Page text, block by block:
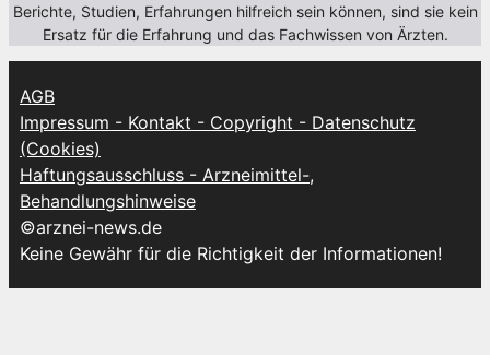
Berichte, Studien, Erfahrungen hilfreich sein können, sind sie kein
Ersatz für die Erfahrung und das Fachwissen von Ärzten.
AGB
Impressum - Kontakt - Copyright - Datenschutz
(Cookies)
Haftungsausschluss - Arzneimittel-,
Behandlungshinweise
©arznei-news.de
Keine Gewähr für die Richtigkeit der Informationen!